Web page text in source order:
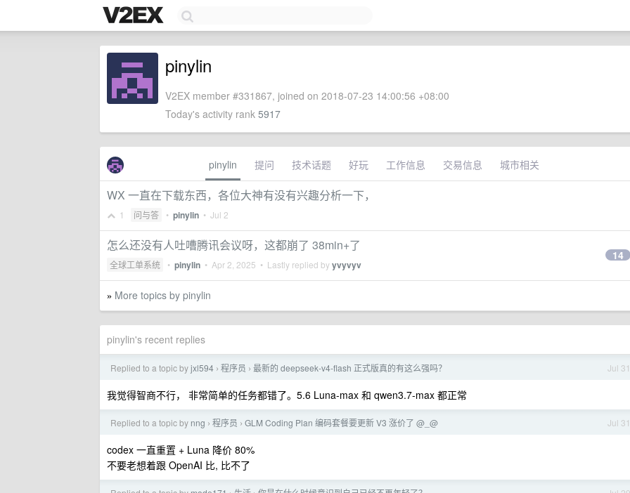
pinylin
V2EX member #331867, joined on 2018-07-23 14:00:56 +08:00
Today's activity rank 5917
pinylin 提问 技术话题 好玩 工作信息 交易信息 城市相关
WX 一直在下载东西，各位大神有没有兴趣分析一下，
1 问与答 • pinylin • Jul 2
怎么还没有人吐嘈腾讯会议呀，这都崩了 38min+了
全球工单系统 • pinylin • Apr 2, 2025 • Lastly replied byyvyvyv
14
» More topics by pinylin
pinylin's recent replies
Jul 31
Replied to a topic byjxl594 › 程序员 › 最新的 deepseek-v4-flash 正式版真的有这么强吗？
我觉得智商不行， 非常简单的任务都错了。5.6 Luna-max 和 qwen3.7-max 都正常
Jul 31
Replied to a topic by nng › 程序员 › GLM Coding Plan 编码套餐要更新 V3 涨价了 @_@
codex 一直重置 + Luna 降价 80%
不要老想着跟 OpenAI 比, 比不了